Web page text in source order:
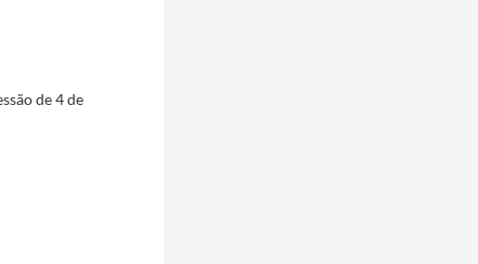
de 4 de